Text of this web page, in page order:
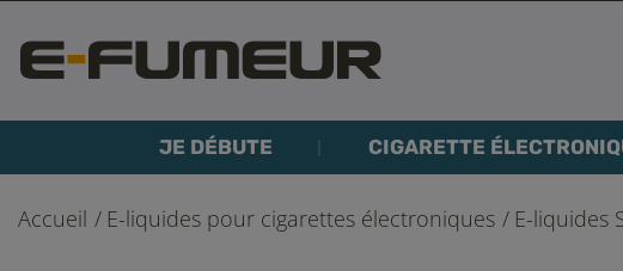
JE DÉBUTE CIGARETTE
Accueil E-liquides pour cigarettes électroniques E-liquides